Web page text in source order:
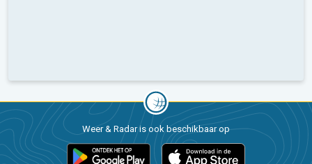
Weer & Radar is ook beschikbaar op